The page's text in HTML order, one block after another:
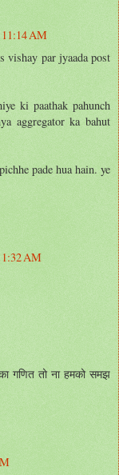
AM
vishay par jyaada post
ki paathak pahunch
aggregator ka bahut
pade hua hain. ye
AM
गणित तो ना हमको समझ